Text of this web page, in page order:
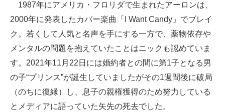
1987年にアメリカ・フロリダで生まれたアーロンは、
2000年に発表したカバー楽曲「I Want Candy」でブレイ
ク。若くして人気と名声を手にする一方で、薬物依存や
メンタルの問題を抱えていたことはニックも認めていま
す。2021年11月22日には婚約者との間に第1子となる男
の子“プリンス”が誕生していましたがその1週間後に破局
（のちに復縁）し、息子の親権獲得のため努力している
とメディアに語っていた矢先の死去でした。